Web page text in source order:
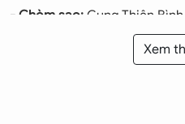
- Chòm sao: Cung Thiên
cho sự dịu dàng, hài hòa,
Xem